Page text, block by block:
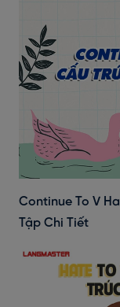
Continue To V
Tập Chi Tiết